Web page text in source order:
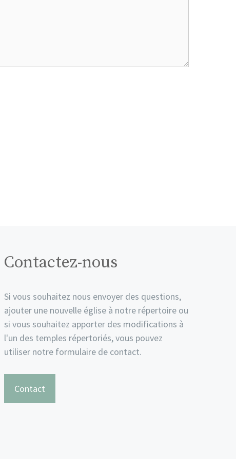
Contactez-nous
Si vous souhaitez nous envoyer des questions,
ajouter une nouvelle église à notre répertoire ou
si vous souhaitez apporter des modifications à
l'un des temples répertoriés, vous pouvez
utiliser notre formulaire de contact.
Contact